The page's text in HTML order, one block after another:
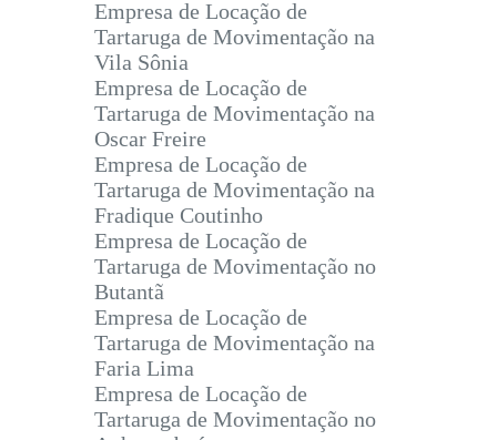
Empresa de Locação de
Tartaruga de Movimentação na
Vila Sônia
Empresa de Locação de
Tartaruga de Movimentação na
Oscar Freire
Empresa de Locação de
Tartaruga de Movimentação na
Fradique Coutinho
Empresa de Locação de
Tartaruga de Movimentação no
Butantã
Empresa de Locação de
Tartaruga de Movimentação na
Faria Lima
Empresa de Locação de
Tartaruga de Movimentação no